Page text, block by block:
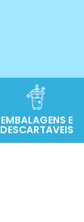
EMBALAGENS E
DESCARTAVEIS